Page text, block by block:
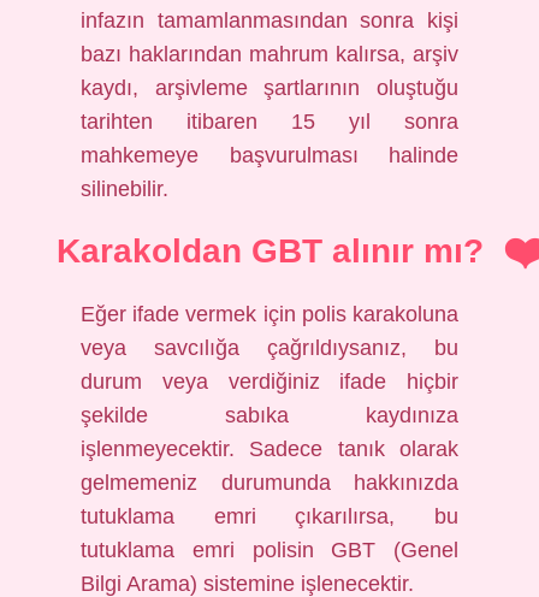
infazın tamamlanmasından sonra kişi
bazı haklarından mahrum kalırsa, arşiv
kaydı, arşivleme şartlarının oluştuğu
tarihten itibaren 15 yıl sonra
mahkemeye başvurulması halinde
silinebilir.
Karakoldan GBT alınır mı?
Eğer ifade vermek için polis karakoluna
veya savcılığa çağrıldıysanız, bu
durum veya verdiğiniz ifade hiçbir
şekilde sabıka kaydınıza
işlenmeyecektir. Sadece tanık olarak
gelmemeniz durumunda hakkınızda
tutuklama emri çıkarılırsa, bu
tutuklama emri polisin GBT (Genel
Bilgi Arama) sistemine işlenecektir.